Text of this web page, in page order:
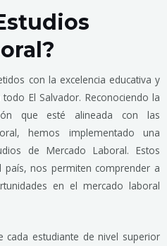
con la excelencia educativa y
El Salvador. Reconociendo la
que esté alineada con las
hemos implementado una
de Mercado Laboral. Estos
nos permiten comprender a
en el mercado laboral
cada estudiante de nivel superior